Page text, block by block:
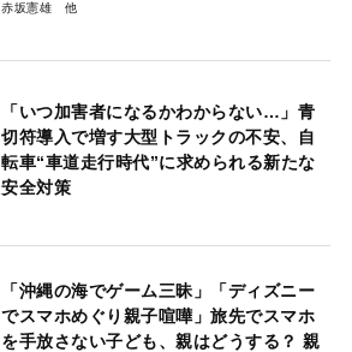
赤坂憲雄
「いつ加害者になるかわからない…」青
切符導入で増す大型トラックの不安、自
転車“車道走行時代”に求められる新たな
安全対策
「沖縄の海でゲーム三昧」「ディズニー
でスマホめぐり親子喧嘩」旅先でスマホ
を手放さない子ども、親はどうする？ 親